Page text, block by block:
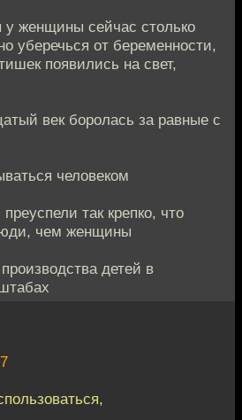
у женщины сейчас столько
уберечься от беременности,
появились на свет,
век боролась за равные с
человеком
так крепко, что
чем женщины
детей в